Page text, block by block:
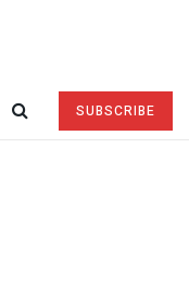
SUBSCRIBE